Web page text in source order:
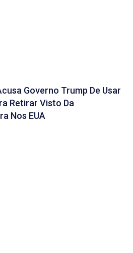
Governo Trump De Usar
Retirar Visto Da
Nos EUA